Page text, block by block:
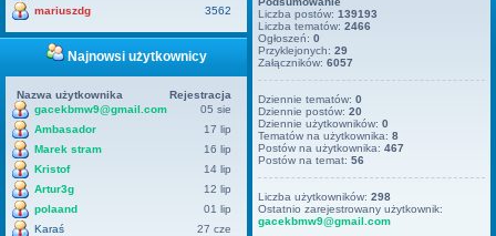
mariuszdg
3562
Najnowsi użytkownicy
Nazwa użytkownika
Rejestracja
gacekbmw9@gmail.com
05 sie
Ambasador
17 lip
Marek stram
16 lip
Kristof
14 lip
Artur3g
12 lip
polaand
01 lip
Karaś
27 cze
Liczba postów:139193
Liczba tematów:2466
Ogłoszeń:0
Przyklejonych:29
Załączników:6057
Dziennie tematów:0
Dziennie postów:20
Dziennie użytkowników:0
Tematów na użytkownika:8
Postów na użytkownika:467
Postów na temat:56
Liczba użytkowników:298
Ostatnio zarejestrowany użytkownik:
gacekbmw9@gmail.com